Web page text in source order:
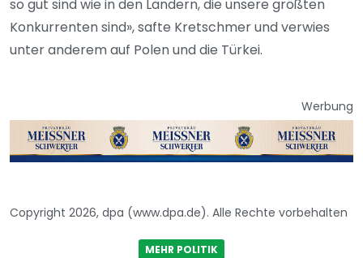
so gut sind wie in den Ländern, die unsere größten
Konkurrenten sind», safte Kretschmer und verwies
unter anderem auf Polen und die Türkei.
Werbung
Copyright 2026, dpa (www.dpa.de). Alle Rechte vorbehalten
MEHR POLITIK